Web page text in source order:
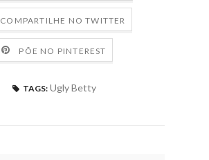
COMPARTILHE NO TWITTER
PÕE NO PINTEREST
TAGS: Ugly Betty